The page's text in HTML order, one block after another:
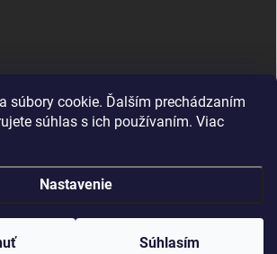
súbory cookie. Ďalším prechádzaním
súhlas s ich používaním. Viac
Nastavenie
Súhlasím
shops have logic. SALELOGICS
Herné PC Zostavy . Všetky práva vyhradené.